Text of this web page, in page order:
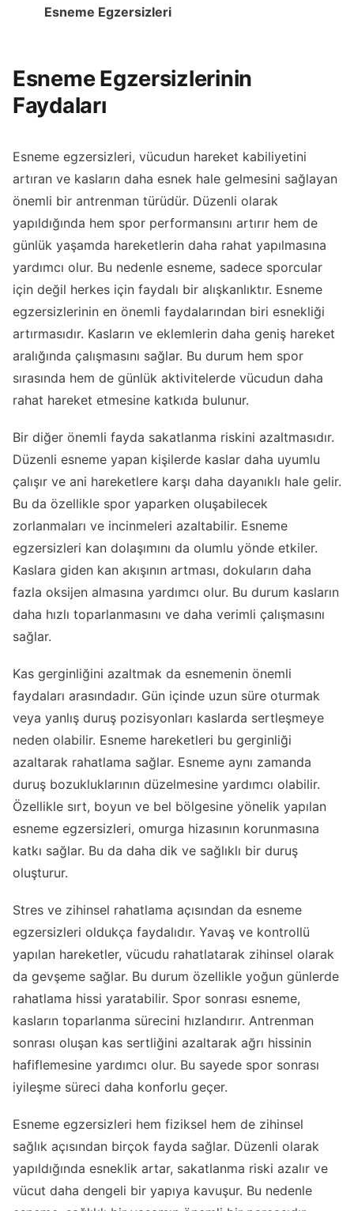
Esneme Egzersizleri
Esneme Egzersizlerinin
Faydaları
Esneme egzersizleri, vücudun hareket kabiliyetini
artıran ve kasların daha esnek hale gelmesini sağlayan
önemli bir antrenman türüdür. Düzenli olarak
yapıldığında hem spor performansını artırır hem de
günlük yaşamda hareketlerin daha rahat yapılmasına
yardımcı olur. Bu nedenle esneme, sadece sporcular
için değil herkes için faydalı bir alışkanlıktır. Esneme
egzersizlerinin en önemli faydalarından biri esnekliği
artırmasıdır. Kasların ve eklemlerin daha geniş hareket
aralığında çalışmasını sağlar. Bu durum hem spor
sırasında hem de günlük aktivitelerde vücudun daha
rahat hareket etmesine katkıda bulunur.
Bir diğer önemli fayda sakatlanma riskini azaltmasıdır.
Düzenli esneme yapan kişilerde kaslar daha uyumlu
çalışır ve ani hareketlere karşı daha dayanıklı hale gelir.
Bu da özellikle spor yaparken oluşabilecek
zorlanmaları ve incinmeleri azaltabilir. Esneme
egzersizleri kan dolaşımını da olumlu yönde etkiler.
Kaslara giden kan akışının artması, dokuların daha
fazla oksijen almasına yardımcı olur. Bu durum kasların
daha hızlı toparlanmasını ve daha verimli çalışmasını
sağlar.
Kas gerginliğini azaltmak da esnemenin önemli
faydaları arasındadır. Gün içinde uzun süre oturmak
veya yanlış duruş pozisyonları kaslarda sertleşmeye
neden olabilir. Esneme hareketleri bu gerginliği
azaltarak rahatlama sağlar. Esneme aynı zamanda
duruş bozukluklarının düzelmesine yardımcı olabilir.
Özellikle sırt, boyun ve bel bölgesine yönelik yapılan
esneme egzersizleri, omurga hizasının korunmasına
katkı sağlar. Bu da daha dik ve sağlıklı bir duruş
oluşturur.
Stres ve zihinsel rahatlama açısından da esneme
egzersizleri oldukça faydalıdır. Yavaş ve kontrollü
yapılan hareketler, vücudu rahatlatarak zihinsel olarak
da gevşeme sağlar. Bu durum özellikle yoğun günlerde
rahatlama hissi yaratabilir. Spor sonrası esneme,
kasların toparlanma sürecini hızlandırır. Antrenman
sonrası oluşan kas sertliğini azaltarak ağrı hissinin
hafiflemesine yardımcı olur. Bu sayede spor sonrası
iyileşme süreci daha konforlu geçer.
Esneme egzersizleri hem fiziksel hem de zihinsel
sağlık açısından birçok fayda sağlar. Düzenli olarak
yapıldığında esneklik artar, sakatlanma riski azalır ve
vücut daha dengeli bir yapıya kavuşur. Bu nedenle